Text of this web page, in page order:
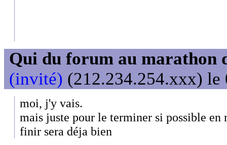
Qui du forum au marathon
(invité) (212.234.254.xxx) le
moi, j'y vais.
mais juste pour le terminer si possible en
finir sera déja bien